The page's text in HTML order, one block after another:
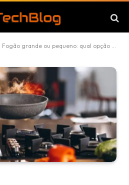
Fogão grande ou pequeno: qual opção se adapta melhor à sua rotina?